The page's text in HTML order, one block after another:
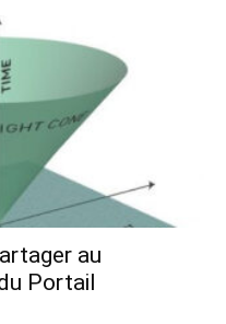
au
Portail